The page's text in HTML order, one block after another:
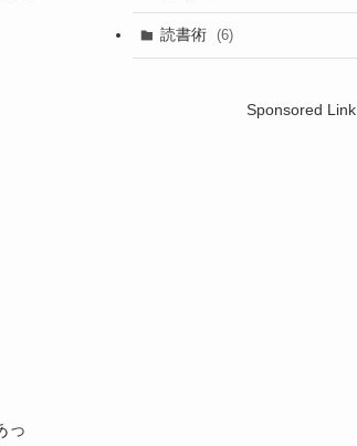
っ
読書術 (6)
Sponsored Link